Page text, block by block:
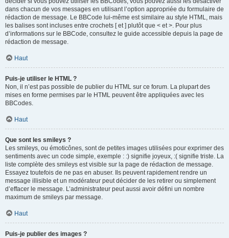
dans chacun de vos messages en utilisant l’option appropriée du formulaire de
rédaction de message. Le BBCode lui-même est similaire au style HTML, mais
les balises sont incluses entre crochets [ et ] plutôt que < et >. Pour plus
d’informations sur le BBCode, consultez le guide accessible depuis la page de
rédaction de message.
Haut
Puis-je utiliser le HTML ?
Non, il n’est pas possible de publier du HTML sur ce forum. La plupart des
mises en forme permises par le HTML peuvent être appliquées avec les
BBCodes.
Haut
Que sont les smileys ?
Les smileys, ou émoticônes, sont de petites images utilisées pour exprimer des
sentiments avec un code simple, exemple : :) signifie joyeux, :( signifie triste. La
liste complète des smileys est visible sur la page de rédaction de message.
Essayez toutefois de ne pas en abuser. Ils peuvent rapidement rendre un
message illisible et un modérateur peut décider de les retirer ou simplement
d’effacer le message. L’administrateur peut aussi avoir défini un nombre
maximum de smileys par message.
Haut
Puis-je publier des images ?